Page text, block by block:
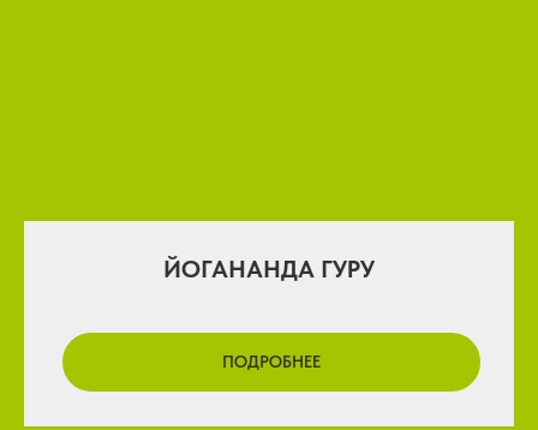
ЙОГАНАНДА ГУРУ
ПОДРОБНЕЕ